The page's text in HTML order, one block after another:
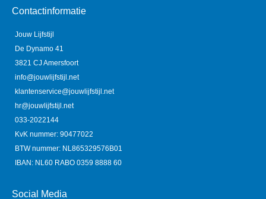
Contactinformatie
Jouw Lijfstijl
De Dynamo 41
3821 CJ Amersfoort
info@jouwlijfstijl.net
klantenservice@jouwlijfstijl.net
hr@jouwlijfstijl.net
033-2022144
KvK nummer: 90477022
BTW nummer: NL865329576B01
IBAN: NL60 RABO 0359 8888 60
Social Media